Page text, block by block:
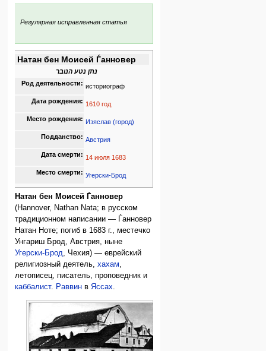
Регулярная исправленная статья
Натан бен Моисей Ѓанновер
נתן נטע הנובר
Род деятельности: историограф
Дата рождения: 1610 год
Место рождения: Изяслав (город)
Подданство: Австрия
Дата смерти: 14 июля 1683
Место смерти: Угерски-Брод
Натан бен Моисей Ѓанновер
(Hannover, Nathan Nata; в русском
традиционном написании — Ѓанновер
Натан Ноте; погиб в 1683 г., местечко
Унгариш Брод, Австрия, ныне
Угерски-Брод , Чехия) — еврейский
религиозный деятель,хахам
летописец, писатель, проповедник и
каббалист. Раввин в Яссах